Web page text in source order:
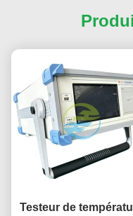
Testeur de